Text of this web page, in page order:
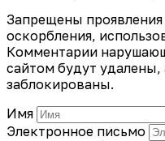
Запрещены
оскорбления,
Комментарии
сайтом будут удалены,
заблокированы.
Имя
Электронное письмо